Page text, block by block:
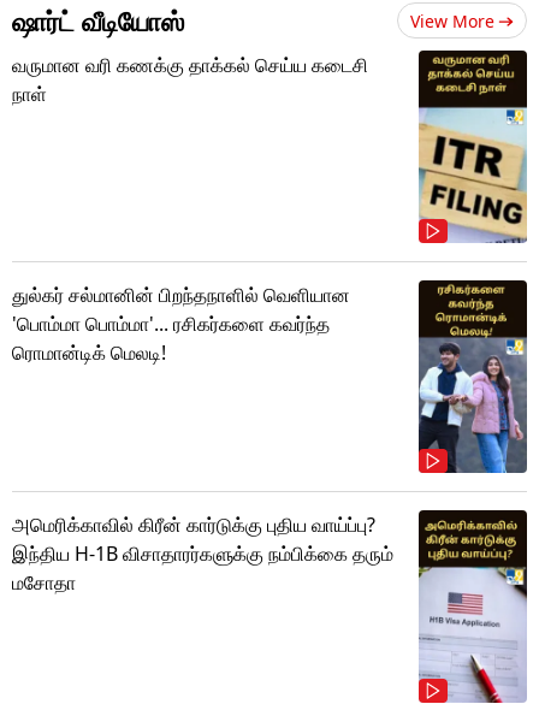
ஷார்ட் வீடியோஸ் View More
வருமான வரி கணக்கு தாக்கல் செய்ய கடைசி
நாள்
துல்கர் சல்மானின் பிறந்தநாளில் வெளியான
'பொம்மா பொம்மா'... ரசிகர்களை கவர்ந்த
ரொமான்டிக் மெலடி!
அமெரிக்காவில் கிரீன் கார்டுக்கு புதிய வாய்ப்பு?
இந்திய H-1B விசாதாரர்களுக்கு நம்பிக்கை தரும்
மசோதா